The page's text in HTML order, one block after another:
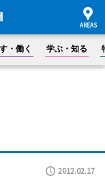
・働く 学ぶ・知る
2012.02.17